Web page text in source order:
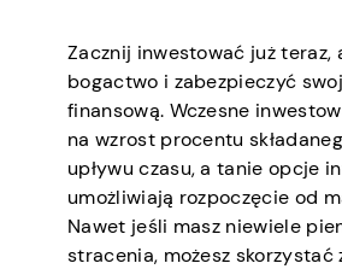
Zacznij inwestować już teraz,
bogactwo i zabezpieczyć
finansową. Wczesne
na wzrost procentu
upływu czasu, a tanie opcje
umożliwiają rozpoczęcie od
Nawet jeśli masz niewiele
stracenia, możesz skorzystać